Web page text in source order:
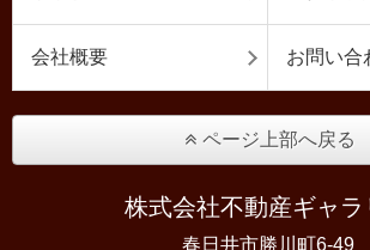
会社概要 お問い合
ページ上部へ戻る
株式会社不動産ギャラ
春日井市勝川町6-49